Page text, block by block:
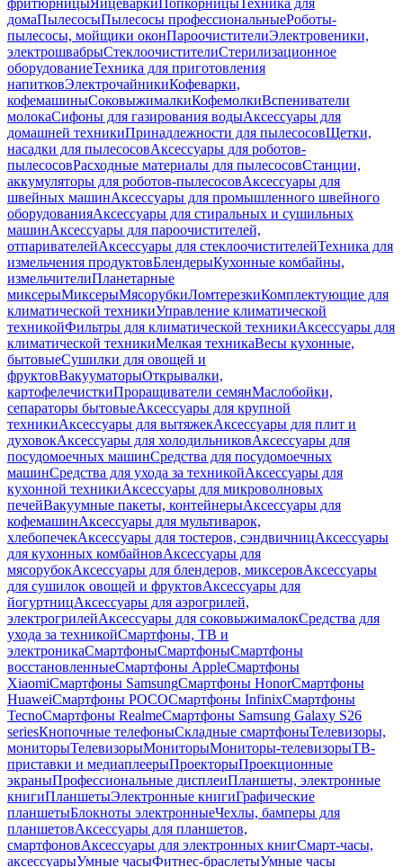
фритюрницыЯйцеваркиПопкорницыТехника для
домаПылесосыПылесосы профессиональныеРоботы-
пылесосы, мойщики оконПароочистителиЭлектровеники,
электрошвабрыСтеклоочистителиСтерилизационное
оборудованиеТехника для приготовления
напитковЭлектрочайникиКофеварки,
кофемашиныСоковыжималкиКофемолкиВспениватели
молокаСифоны для газирования водыАксессуары для
домашней техникиПринадлежности для пылесосовЩетки,
насадки для пылесосовАксессуары для роботов-
пылесосовРасходные материалы для пылесосовСтанции,
аккумуляторы для роботов-пылесосовАксессуары для
швейных машинАксессуары для промышленного швейного
оборудованияАксессуары для стиральных и сушильных
машинАксессуары для пароочистителей,
отпаривателейАксессуары для стеклоочистителейТехника для
измельчения продуктовБлендерыКухонные комбайны,
измельчителиПланетарные
миксерыМиксерыМясорубкиЛомтерезкиКомплектующие для
климатической техникиУправление климатической
техникойФильтры для климатической техникиАксессуары для
климатической техникиМелкая техникаВесы кухонные,
бытовыеСушилки для овощей и
фруктовВакууматорыОткрывалки,
картофелечисткиПроращиватели семянМаслобойки,
сепараторы бытовыеАксессуары для крупной
техникиАксессуары для вытяжекАксессуары для плит и
духовокАксессуары для холодильниковАксессуары для
посудомоечных машинСредства для посудомоечных
машинСредства для ухода за техникойАксессуары для
кухонной техникиАксессуары для микроволновых
печейВакуумные пакеты, контейнерыАксессуары для
кофемашинАксессуары для мультиварок,
хлебопечекАксессуары для тостеров, сэндвичницАксессуары
для кухонных комбайновАксессуары для
мясорубокАксессуары для блендеров, миксеровАксессуары
для сушилок овощей и фруктовАксессуары для
йогуртницАксессуары для аэрогрилей,
электрогрилейАксессуары для соковыжималокСредства для
ухода за техникойСмартфоны, ТВ и
электроникаСмартфоныСмартфоныСмартфоны
восстановленныеСмартфоны AppleСмартфоны
XiaomiСмартфоны SamsungСмартфоны HonorСмартфоны
HuaweiСмартфоны POCOСмартфоны InfinixСмартфоны
TecnoСмартфоны RealmeСмартфоны Samsung Galaxy S26
seriesКнопочные телефоныСкладные смартфоныТелевизоры,
мониторыТелевизорыМониторыМониторы-телевизорыТВ-
приставки и медиаплеерыПроекторыПроекционные
экраныПрофессиональные дисплеиПланшеты, электронные
книгиПланшетыЭлектронные книгиГрафические
планшетыБлокноты электронныеЧехлы, бамперы для
планшетовАксессуары для планшетов,
смартфоновАксессуары для электронных книгСмарт-часы,
аксессуарыУмные часыФитнес-браслетыУмные часы